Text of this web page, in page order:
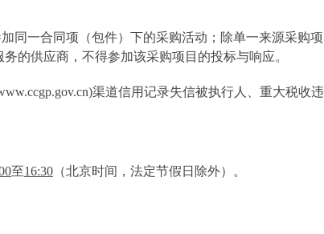
同一合同项（包件）下的采购活动；除单一来源采购项
的供应商，不得参加该采购项目的投标与响应。
渠道信用记录失信被执行人、重大税收违
0至16:30 （北京时间，法定节假日除外）。